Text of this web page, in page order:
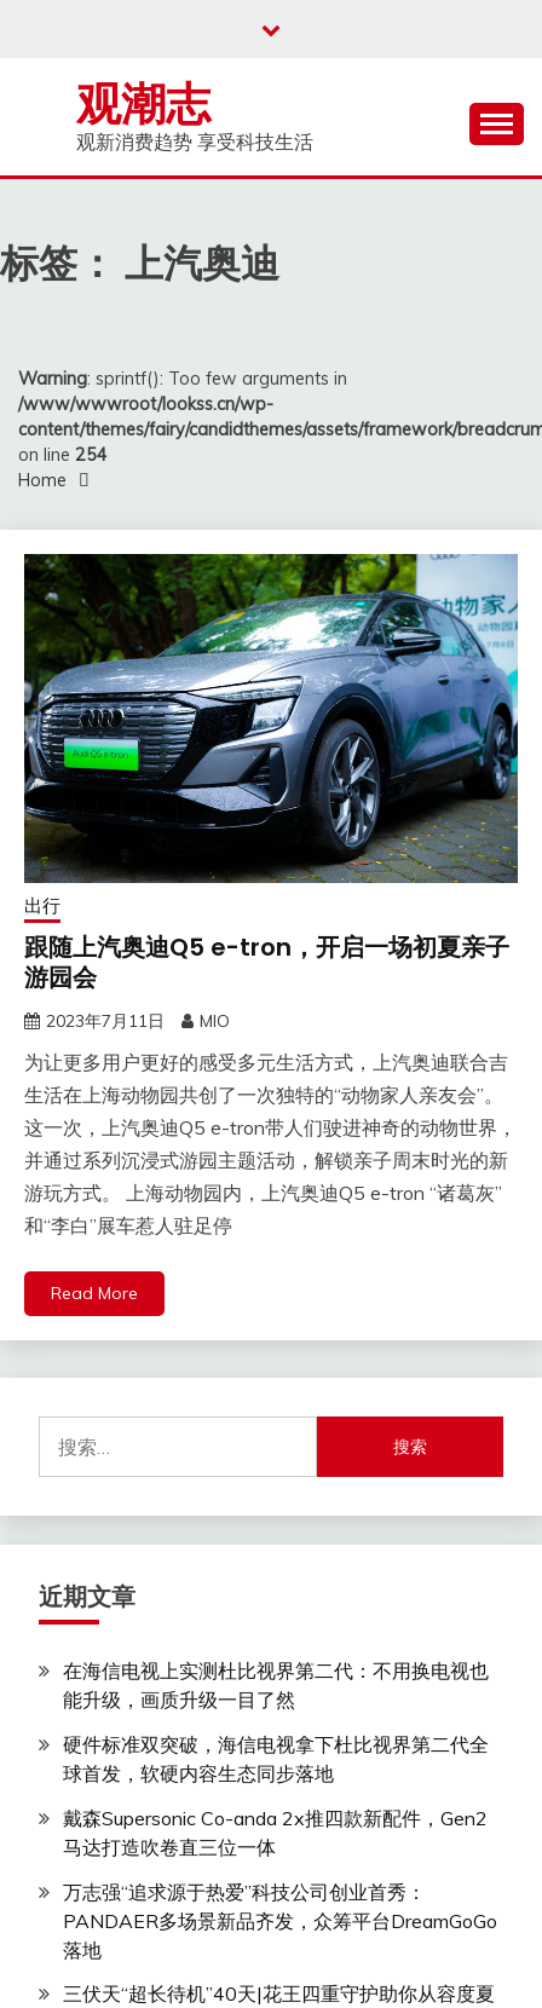
观潮志
观新消费趋势 享受科技生活
标签： 上汽奥迪
Warning: sprintf(): Too few arguments in
/www/wwwroot/lookss.cn/wp-
content/themes/fairy/candidthemes/assets/framework/
on line 254
Home
出行
跟随上汽奥迪Q5 e-tron，开启一场初夏亲子
游园会
2023年7月11日 MIO
为让更多用户更好的感受多元生活方式，上汽奥迪联合吉
生活在上海动物园共创了一次独特的“动物家人亲友会”。
这一次，上汽奥迪Q5 e-tron带人们驶进神奇的动物世界，
并通过系列沉浸式游园主题活动，解锁亲子周末时光的新
游玩方式。 上海动物园内，上汽奥迪Q5 e-tron “诸葛灰”
和“李白”展车惹人驻足停
Read More
索：
近期文章
在海信电视上实测杜比视界第二代：不用换电视也
能升级，画质升级一目了然
硬件标准双突破，海信电视拿下杜比视界第二代全
球首发，软硬内容生态同步落地
戴森Supersonic Co-anda 2x推四款新配件，Gen2
马达打造吹卷直三位一体
万志强“追求源于热爱”科技公司创业首秀：
PANDAER多场景新品齐发，众筹平台DreamGoGo
落地
三伏天“超长待机”40天|花王四重守护助你从容度夏